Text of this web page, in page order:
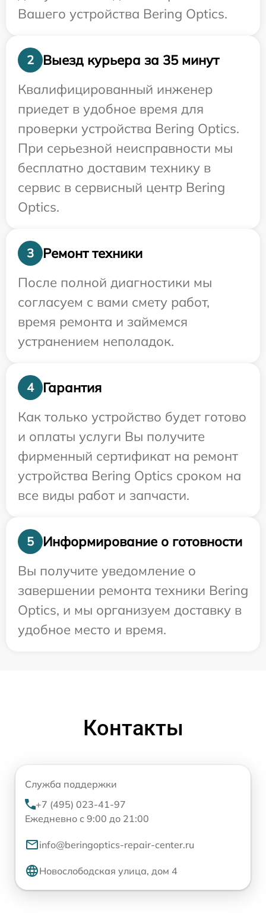
Вашего устройства Bering Optics.
2
Выезд курьера за 35 минут
Квалифицированный инженер
приедет в удобное время для
проверки устройства Bering Optics.
При серьезной неисправности мы
бесплатно доставим технику в
сервис в сервисный центр Bering
Optics.
3
Ремонт техники
После полной диагностики мы
согласуем с вами смету работ,
время ремонта и займемся
устранением неполадок.
4
Гарантия
Как только устройство будет готово
и оплаты услуги Вы получите
фирменный сертификат на ремонт
устройства Bering Optics сроком на
все виды работ и запчасти.
5
Информирование о готовности
Вы получите уведомление о
завершении ремонта техники Bering
Optics, и мы организуем доставку в
удобное место и время.
Контакты
Служба поддержки
+7 (495) 023-41-97
Ежедневно с 9:00 до 21:00
info@beringoptics-repair-center.ru
Новослободская улица, дом 4